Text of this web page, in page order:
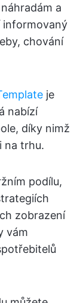
a
informovaný
chování
je
nabízí
díky nimž
na trhu.
podílu,
zobrazení
vám